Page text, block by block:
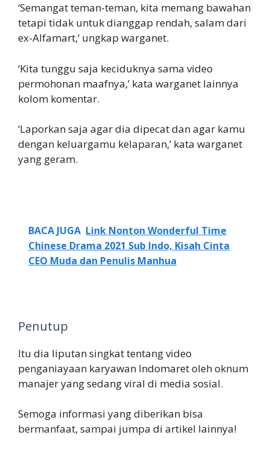
‘Semangat teman-teman, kita memang bawahan
tetapi tidak untuk dianggap rendah, salam dari
ex-Alfamart,’ ungkap warganet.
‘Kita tunggu saja keciduknya sama video
permohonan maafnya,’ kata warganet lainnya
kolom komentar.
‘Laporkan saja agar dia dipecat dan agar kamu
dengan keluargamu kelaparan,’ kata warganet
yang geram.
BACA JUGA Link Nonton Wonderful Time
Chinese Drama 2021 Sub Indo, Kisah Cinta
CEO Muda dan Penulis Manhua
Penutup
Itu dia liputan singkat tentang video
penganiayaan karyawan Indomaret oleh oknum
manajer yang sedang viral di media sosial.
Semoga informasi yang diberikan bisa
bermanfaat, sampai jumpa di artikel lainnya!